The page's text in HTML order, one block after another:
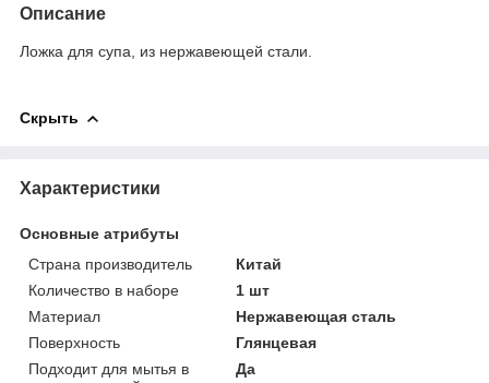
Описание
Ложка для супа, из нержавеющей стали.
Скрыть
Характеристики
Основные атрибуты
Страна производитель
Китай
Количество в наборе
1 шт
Материал
Нержавеющая сталь
Поверхность
Глянцевая
Подходит для мытья в
Да